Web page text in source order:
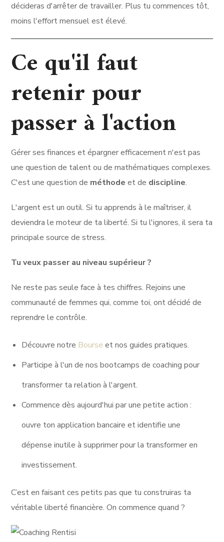
décideras d'arrêter de travailler. Plus tu commences tôt,
moins l'effort mensuel est élevé.
Ce qu'il faut
retenir pour
passer à l'action
Gérer ses finances et épargner efficacement n'est pas
une question de talent ou de mathématiques complexes.
C'est une question de méthode et de discipline.
L'argent est un outil. Si tu apprends à le maîtriser, il
deviendra le moteur de ta liberté. Si tu l'ignores, il sera ta
principale source de stress.
Tu veux passer au niveau supérieur ?
Ne reste pas seule face à tes chiffres. Rejoins une
communauté de femmes qui, comme toi, ont décidé de
reprendre le contrôle.
Découvre notre Bourse et nos guides pratiques.
Participe à l'un de nos bootcamps de coaching pour
transformer ta relation à l'argent.
Commence dès aujourd'hui par une petite action :
ouvre ton application bancaire et identifie une
dépense inutile à supprimer pour la transformer en
investissement.
C’est en faisant ces petits pas que tu construiras ta
véritable liberté financière. On commence quand ?